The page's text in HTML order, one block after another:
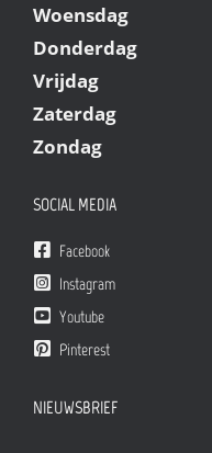
Woensdag
Donderdag
Vrijdag
Zaterdag
Zondag
SOCIAL MEDIA
Facebook
Instagram
Youtube
Pinterest
NIEUWSBRIEF